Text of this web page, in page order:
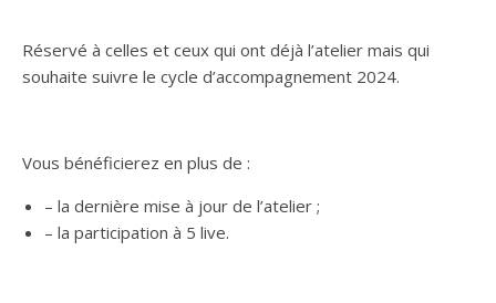
Réservé à celles et ceux qui ont déjà l’atelier mais qui
souhaite suivre le cycle d’accompagnement 2024.
Vous bénéficierez en plus de :
– la dernière mise à jour de l’atelier ;
– la participation à 5 live.